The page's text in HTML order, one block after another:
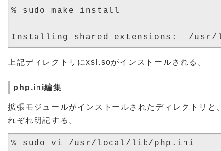
% sudo make install
上記ディレクトリにxsl.soがインストールされる。
php.ini編集
拡張モジュールがインストールされたディレクトリと
れぞれ明記する。
% sudo vi /usr/local/lib/php.ini